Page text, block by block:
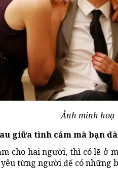
Ảnh minh hoạ
giữa tình cảm mà bạn
cho hai người, thì có lẽ ở
từng người để có những